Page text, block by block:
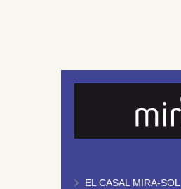
EL CASAL MIRA-SOL